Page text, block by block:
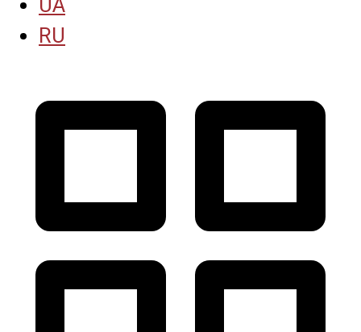
UA
RU